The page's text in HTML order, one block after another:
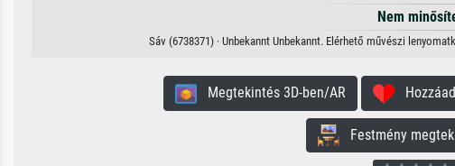
Nem
Sáv (6738371) · Unbekannt Unbekannt. Elérhető művészi
Megtekintés 3D-ben/AR
Festmény